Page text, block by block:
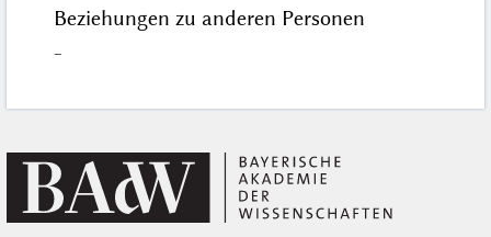
Beziehungen zu anderen Personen
–